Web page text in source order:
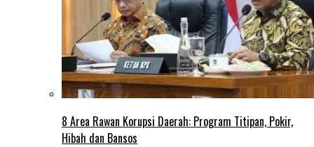
8 Area Rawan Korupsi Daerah: Program Titipan, Pokir,
Hibah dan Bansos